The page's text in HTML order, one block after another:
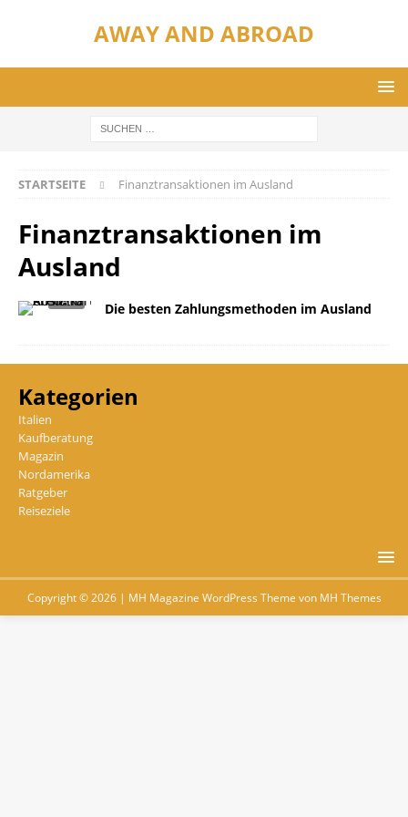
AWAY AND ABROAD
STARTSEITE Finanztransaktionen im Ausland
Finanztransaktionen im
Ausland
Die besten Zahlungsmethoden im Ausland
Kategorien
Italien
Kaufberatung
Magazin
Nordamerika
Ratgeber
Reiseziele
Copyright © 2026 | MH Magazine WordPress Theme von MH Themes